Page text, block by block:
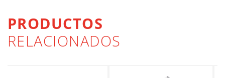
PRODUCTOS
RELACIONADOS